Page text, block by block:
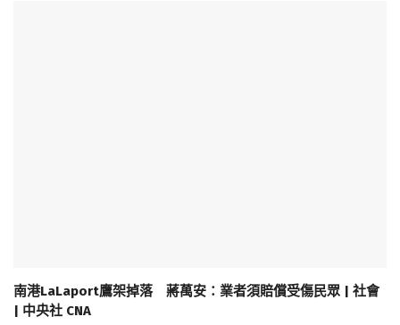
南港LaLaport鷹架掉落 蔣萬安：業者須賠償受傷民眾 | 社會
| 中央社 CNA